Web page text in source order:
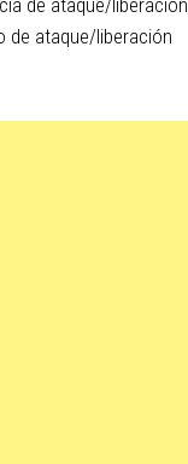
de ataque/liberación